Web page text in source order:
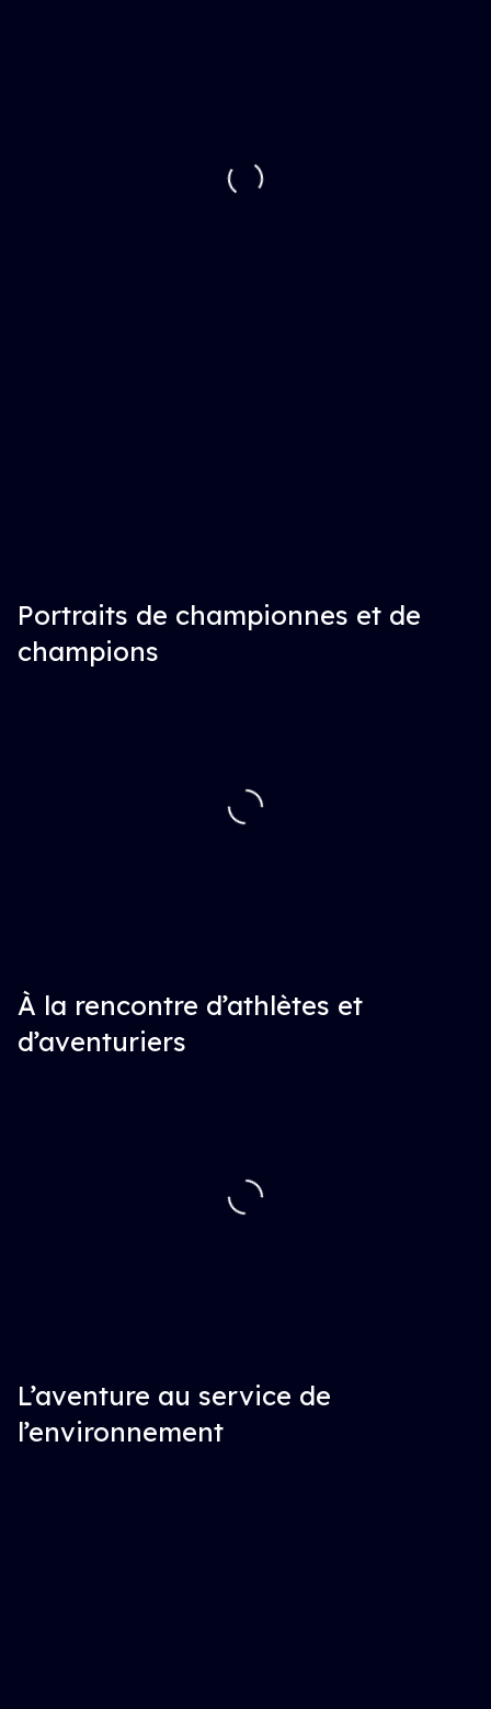
Portraits de championnes et de
champions
À la rencontre d’athlètes et
d’aventuriers
L’aventure au service de
l’environnement